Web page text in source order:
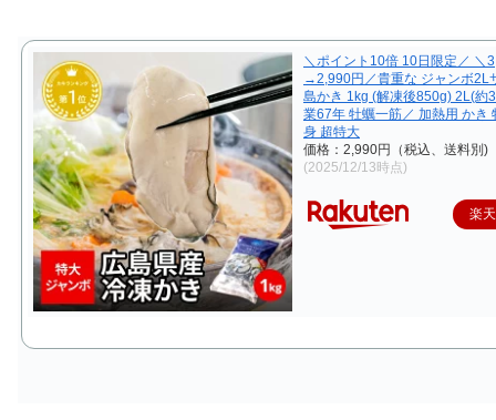
＼ポイント10倍 10日限定／ ＼
→2,990円／貴重な ジャンボ2L
島かき 1kg (解凍後850g) 2L(約
業67年 牡蠣一筋／ 加熱用 かき
身 超特大
価格：2,990円（税込、送料別)
(2025/12/13時点)
楽